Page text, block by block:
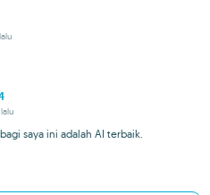
saya ini adalah AI terbaik.